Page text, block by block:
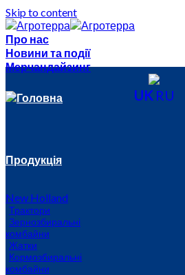
Skip to content
Про нас
Новини та події
Мерчандайзинг
UK RU
Головна
Продукція
New Holland
Трактори
Зернозбиральні
комбайни
Жатки
Кормозбиральні
комбайни